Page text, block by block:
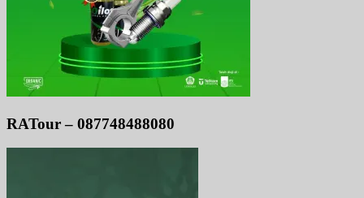
RATour – 087748488080